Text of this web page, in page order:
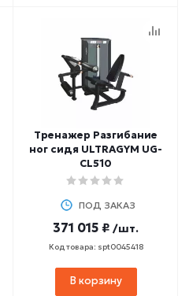
Тренажер Разгибание
ног сидя ULTRAGYM UG-
CL510
ПОД ЗАКАЗ
371 015 ₽ /шт.
Код товара: spt0045418
В корзину